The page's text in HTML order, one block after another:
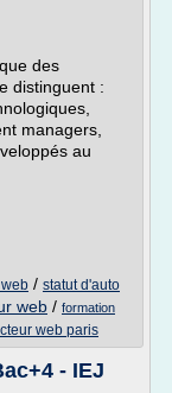
des
distinguent :
managers,
au
/ statut d'auto
web / formation
web paris
- IEJ